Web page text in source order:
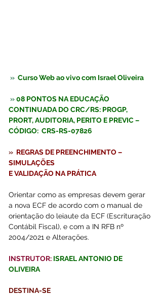
» Curso Web ao vivo com Israel Oliveira
» 08 PONTOS NA EDUCAÇÃO
CONTINUADA DO CRC/RS: PROGP,
PRORT, AUDITORIA, PERITO E PREVIC –
CÓDIGO:  CRS-RS-07826
» REGRAS DE PREENCHIMENTO –
SIMULAÇÕES
E VALIDAÇÃO NA PRÁTICA
Orientar como as empresas devem gerar
a nova ECF de acordo com o manual de
orientação do leiaute da ECF (Escrituração
Contábil Fiscal), e com a IN RFB nº
2004/2021 e Alterações.
INSTRUTOR: ISRAEL ANTONIO DE
OLIVEIRA
DESTINA-SE